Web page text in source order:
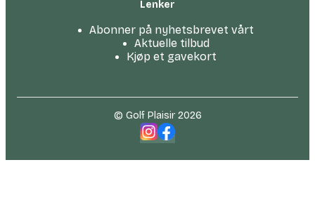
Lenker
Abonner på nyhetsbrevet vårt
Aktuelle tilbud
Kjøp et gavekort
© Golf Plaisir 2026